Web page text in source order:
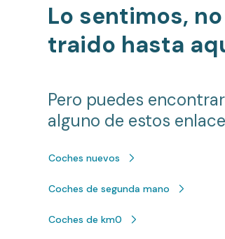
Lo sentimos,
traido hasta
Pero puedes
alguno de estos
Coches nuevos
Coches de segunda mano
Coches de km0